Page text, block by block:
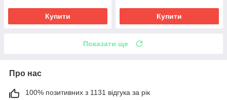
Купити Купити
Показати ще
Про нас
100% позитивних з 1131 відгука за рік